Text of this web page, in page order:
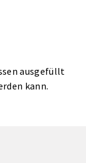
ausgefüllt
kann.